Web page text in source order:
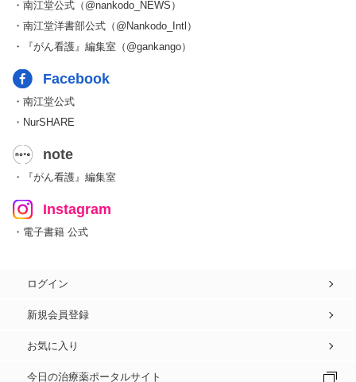
・南江堂公式（@nankodo_NEWS）
・南江堂洋書部公式（@Nankodo_Intl）
・『がん看護』編集室（@gankango）
Facebook
・南江堂公式
・NurSHARE
note
・『がん看護』編集室
Instagram
・電子書籍 公式
ログイン
新規会員登録
お気に入り
今日の治療薬ポータルサイト